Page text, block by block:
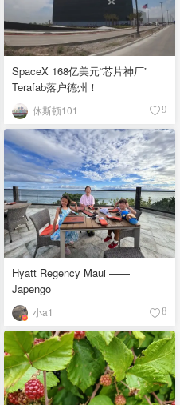
SpaceX 168亿美元“芯片神厂”
Terafab落户德州！
休斯顿101 9
Hyatt Regency Maui ——
Japengo
小a1 8